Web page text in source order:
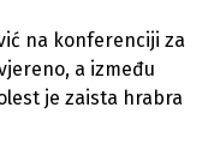
na konferenciji za
a između
je zaista hrabra